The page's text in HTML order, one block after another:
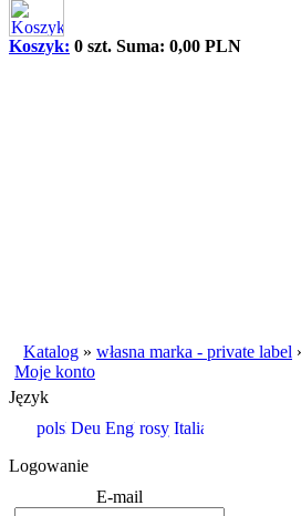
Koszyk: 0 szt. Suma: 0,00 PLN
Katalog » własna marka - private label
Moje konto
Język
Logowanie
E-mail